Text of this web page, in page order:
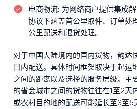
电商物流: 为网络商户提供集成
协议下涵盖首公里取件、订单处
公里配送和退货处理。
对于中国大陆境内的国内货物，韵达
日内配送。具体时间框架取决于起运
之间的距离以及选择的服务层级。主
的省会城市之间的货物往往在1至2天
或农村目的地的配送可能延长至3至5